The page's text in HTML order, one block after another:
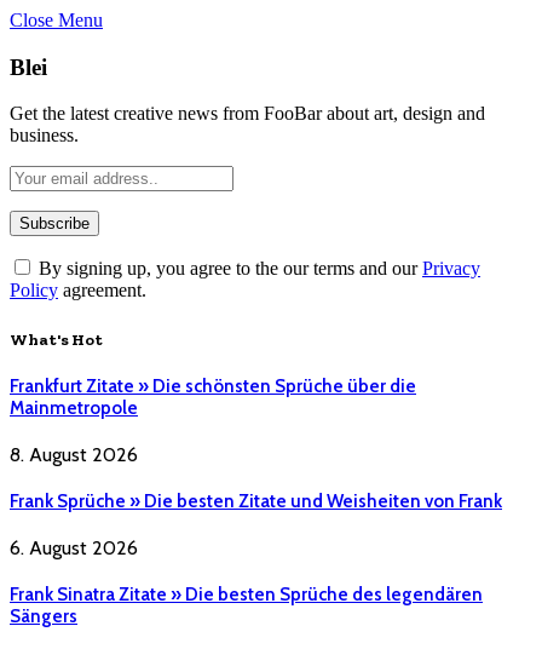
Close Menu
Blei
Get the latest creative news from FooBar about art, design and
business.
By signing up, you agree to the our terms and ourPrivacy
Policy agreement.
What's Hot
Frankfurt Zitate » Die schönsten Sprüche über die
Mainmetropole
8. August 2026
Frank Sprüche » Die besten Zitate und Weisheiten von Frank
6. August 2026
Frank Sinatra Zitate » Die besten Sprüche des legendären
Sängers